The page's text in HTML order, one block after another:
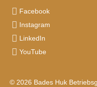
Facebook
Instagram
LinkedIn
YouTube
© 2026 Bades Huk